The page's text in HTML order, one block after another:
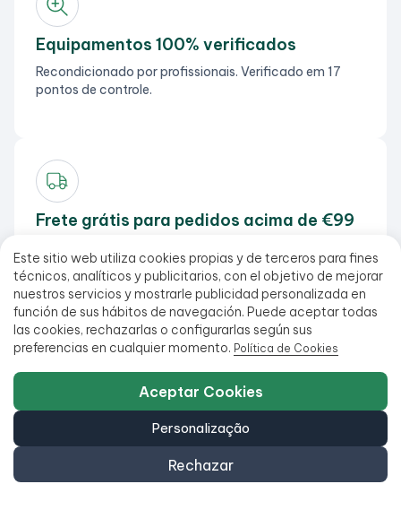
Equipamentos 100% verificados
Recondicionado por profissionais. Verificado em 17
pontos de controle.
Frete grátis para pedidos acima de €99
para envio.
Este sitio web utiliza cookies propias y de terceros para fines
técnicos, analíticos y publicitarios, con el objetivo de mejorar
nuestros servicios y mostrarle publicidad personalizada en
función de sus hábitos de navegación. Puede aceptar todas
las cookies, rechazarlas o configurarlas según sus
preferencias en cualquier momento. Política de Cookies
Rechazar
Personalização
Aceptar Cookies